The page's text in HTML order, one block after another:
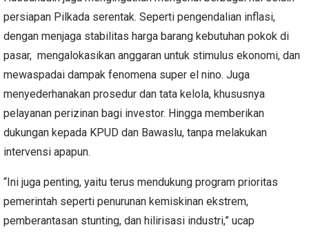
persiapan Pilkada serentak. Seperti pengendalian inflasi,
dengan menjaga stabilitas harga barang kebutuhan pokok di
pasar, mengalokasikan anggaran untuk stimulus ekonomi, dan
mewaspadai dampak fenomena super el nino. Juga
menyederhanakan prosedur dan tata kelola, khususnya
pelayanan perizinan bagi investor. Hingga memberikan
dukungan kepada KPUD dan Bawaslu, tanpa melakukan
intervensi apapun.
“Ini juga penting, yaitu terus mendukung program prioritas
pemerintah seperti penurunan kemiskinan ekstrem,
pemberantasan stunting, dan hilirisasi industri,” ucap